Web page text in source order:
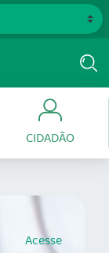
CIDADÃO
Acesse